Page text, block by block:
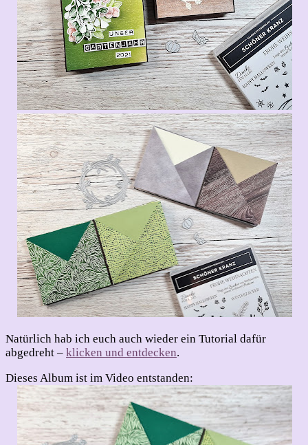
Natürlich hab ich euch auch wieder ein Tutorial dafür
abgedreht – klicken und entdecken.
Dieses Album ist im Video entstanden: